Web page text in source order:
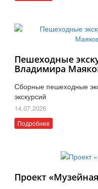
Пешеходные
Владимира
Сборные пешеходные
экскурсий
14.07.2026
Подробнее
Проект